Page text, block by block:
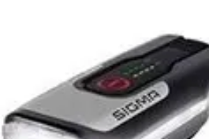
wereldvanverlichting.nl